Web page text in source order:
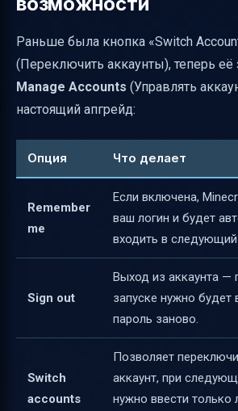
Раньше была кнопка «Switch
(Переключить аккаунты), теперь её
Manage Accounts (Управлять
настоящий апгрейд:
Опция Что делает
Remember
me
Если включена,
ваш логин и будет
входить в следующий
Sign out
Выход из аккаунта
запуске нужно будет
пароль заново.
Switch
accounts
Позволяет
аккаунт, при
нужно ввести только